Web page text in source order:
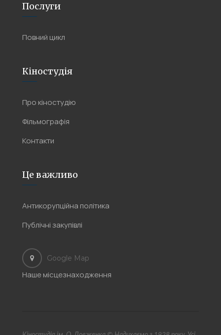
Послуги
Повний цикл
Кіностудія
Про кіностудію
Фільмографія
Контакти
Це важливо
Антикорупційна політика
Публічні закупівлі
Google Map
Наше місцезнаходження